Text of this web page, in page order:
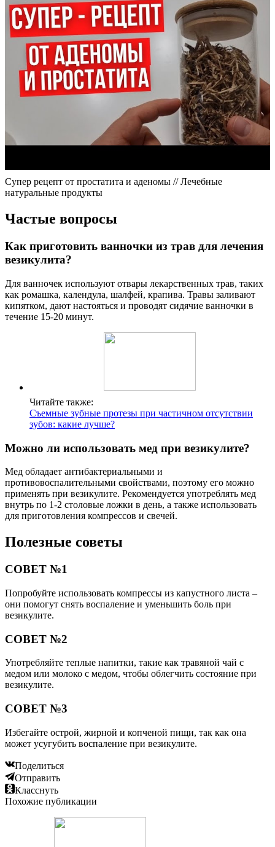
Супер рецепт от простатита и аденомы // Лечебные
натуральные продукты
Частые вопросы
Как приготовить ванночки из трав для лечения
везикулита?
Для ванночек используют отвары лекарственных трав, таких
как ромашка, календула, шалфей, крапива. Травы заливают
кипятком, дают настояться и проводят сидячие ванночки в
течение 15-20 минут.
Читайте также:
Съемные зубные протезы при частичном отсутствии
зубов: какие лучше?
Можно ли использовать мед при везикулите?
Мед обладает антибактериальными и
противовоспалительными свойствами, поэтому его можно
применять при везикулите. Рекомендуется употреблять мед
внутрь по 1-2 столовые ложки в день, а также использовать
для приготовления компрессов и свечей.
Полезные советы
СОВЕТ №1
Попробуйте использовать компрессы из капустного листа –
они помогут снять воспаление и уменьшить боль при
везикулите.
СОВЕТ №2
Употребляйте теплые напитки, такие как травяной чай с
медом или молоко с медом, чтобы облегчить состояние при
везикулите.
СОВЕТ №3
Избегайте острой, жирной и копченой пищи, так как она
может усугубить воспаление при везикулите.
Поделиться
Отправить
Класснуть
Похожие публикации